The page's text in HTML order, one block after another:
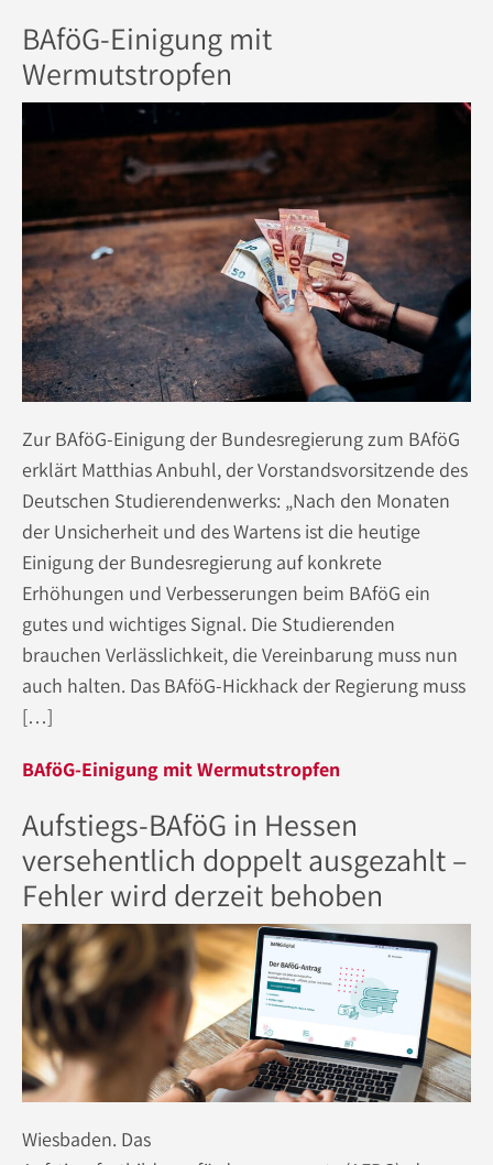
BAföG-Einigung mit
Wermutstropfen
Zur BAföG-Einigung der Bundesregierung zum BAföG
erklärt Matthias Anbuhl, der Vorstandsvorsitzende des
Deutschen Studierendenwerks: „Nach den Monaten
der Unsicherheit und des Wartens ist die heutige
Einigung der Bundesregierung auf konkrete
Erhöhungen und Verbesserungen beim BAföG ein
gutes und wichtiges Signal. Die Studierenden
brauchen Verlässlichkeit, die Vereinbarung muss nun
auch halten. Das BAföG-Hickhack der Regierung muss
[…]
BAföG-Einigung mit Wermutstropfen
Aufstiegs-BAföG in Hessen
versehentlich doppelt ausgezahlt –
Fehler wird derzeit behoben
Wiesbaden. Das